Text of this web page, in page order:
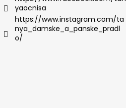
yaocnisa
https://www.instagram.com/ta
nya_damske_a_panske_pradl
o/